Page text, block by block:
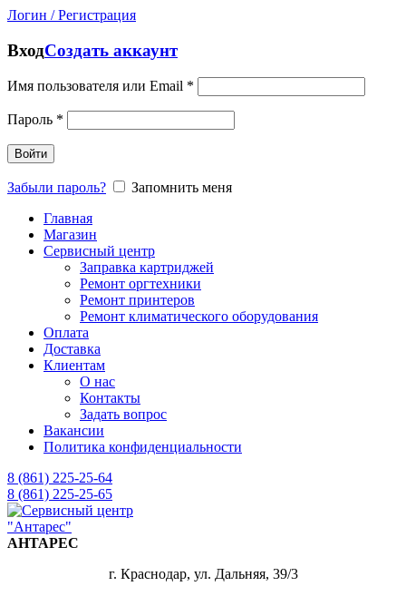
Логин / Регистрация
ВходСоздать аккаунт
Имя пользователя или Email *
Пароль *
Войти
Забыли пароль?
Запомнить меня
Главная
Магазин
Сервисный центр
Заправка картриджей
Ремонт оргтехники
Ремонт принтеров
Ремонт климатического оборудования
Оплата
Доставка
Клиентам
О нас
Контакты
Задать вопрос
Вакансии
Политика конфиденциальности
8 (861) 225-25-64
8 (861) 225-25-65
АНТАРЕС
г. Краснодар, ул. Дальняя, 39/3